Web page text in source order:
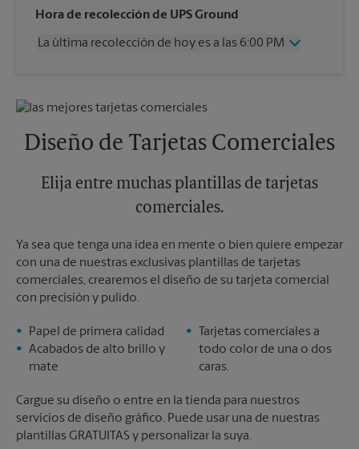
Miércoles
6:15 PM
Viernes
6:15 PM
Martes
Hora de recolección de UPS Ground
La última recolección de hoy es a las 6:00 PM
Viernes
6:00 PM
Domingo
Sin Recolección
Martes
6:00 PM
Diseño de Tarjetas Comerciales
Elija entre muchas plantillas de tarjetas
comerciales.
Ya sea que tenga una idea en mente o bien quiere empezar
con una de nuestras exclusivas plantillas de tarjetas
comerciales, crearemos el diseño de su tarjeta comercial
con precisión y pulido.
Papel de primera calidad
Acabados de alto brillo y
mate
Tarjetas comerciales a
todo color de una o dos
caras.
Cargue su diseño o entre en la tienda para nuestros
servicios de diseño gráfico. Puede usar una de nuestras
plantillas GRATUITAS y personalizar la suya.